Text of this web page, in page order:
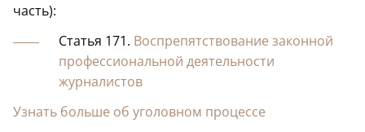
часть):
Статья 171. Воспрепятствование законной
профессиональной деятельности
журналистов
Узнать больше об уголовном процессе